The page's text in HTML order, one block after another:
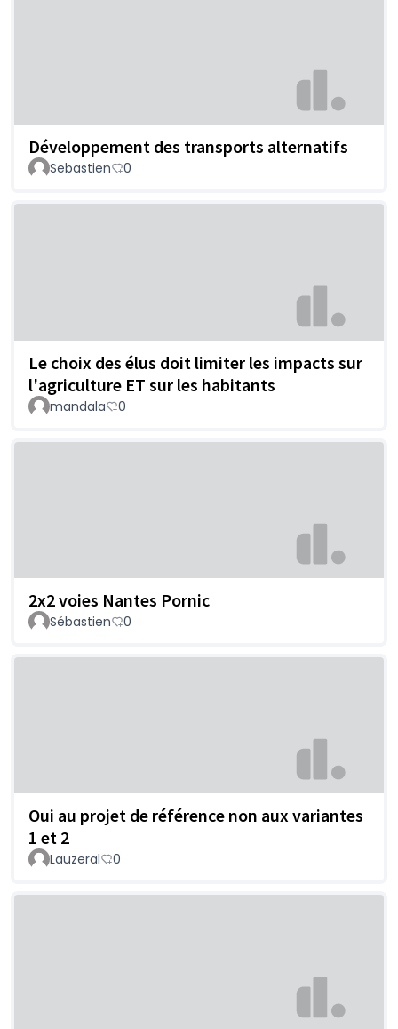
Développement des transports alternatifs
Sebastien 0
Le choix des élus doit limiter les impacts sur
l'agriculture ET sur les habitants
mandala 0
2x2 voies Nantes Pornic
Sébastien 0
Oui au projet de référence non aux variantes
1 et 2
Lauzeral 0